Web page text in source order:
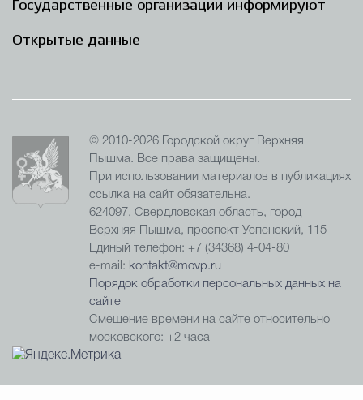
Государственные организации информируют
Открытые данные
© 2010-2026 Городской округ Верхняя
Пышма. Все права защищены.
При использовании материалов в публикациях
ссылка на сайт обязательна.
624097, Свердловская область, город
Верхняя Пышма, проспект Успенский, 115
Единый телефон: +7 (34368) 4-04-80
e-mail: kontakt@movp.ru
Порядок обработки персональных данных на
сайте
Смещение времени на сайте относительно
московского: +2 часа